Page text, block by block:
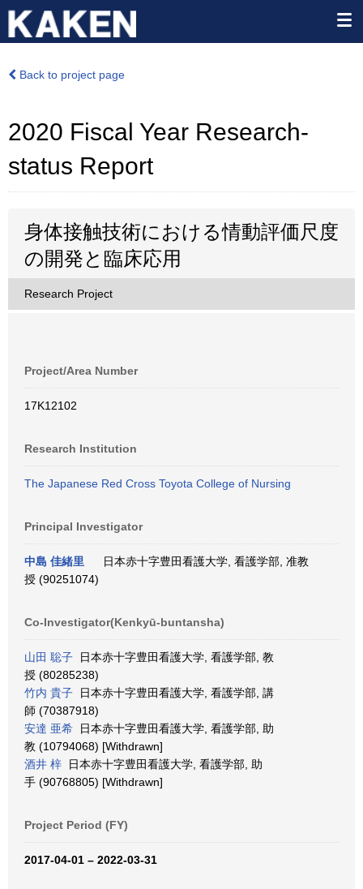
Back to project page
2020 Fiscal Year Research-
status Report
身体接触技術における情動評価尺度
の開発と臨床応用
Research Project
Project/Area Number
17K12102
Research Institution
The Japanese Red Cross Toyota College of Nursing
Principal Investigator
中島 佳緒里
日本赤十字豊田看護大学, 看護学部, 准教
授 (90251074)
Co-Investigator(Kenkyū-buntansha)
山田 聡子 日本赤十字豊田看護大学, 看護学部, 教
授 (80285238)
竹内 貴子 日本赤十字豊田看護大学, 看護学部, 講
師 (70387918)
安達 亜希 日本赤十字豊田看護大学, 看護学部, 助
教 (10794068) [Withdrawn]
酒井 梓 日本赤十字豊田看護大学, 看護学部, 助
手 (90768805) [Withdrawn]
Project Period (FY)
2017-04-01 – 2022-03-31